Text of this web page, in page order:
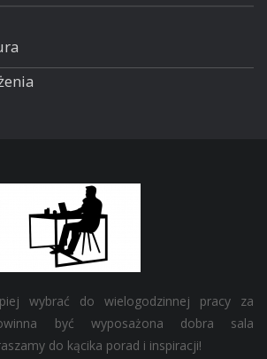
wybrać do wielogodzinnej pracy za
być wyposażona dobra sala
do kącika porad i inspiracji!